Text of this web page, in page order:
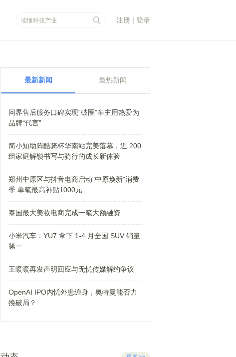
注册 | 登录
最新新闻 最热新闻
问界售后服务口碑实现“破圈”车主用热爱为
品牌“代言”
简小知助阵酷骑杯华南站完美落幕，近 200
组家庭解锁书写与骑行的成长新体验
郑州中原区与抖音电商启动"中原焕新"消费
季 单笔最高补贴1000元
泰国最大美妆电商完成一笔大额融资
小米汽车：YU7 拿下 1-4 月全国 SUV 销量
第一
王暖暖再发声明回应与无忧传媒解约争议
OpenAI IPO内忧外患缠身，奥特曼能否力
挽破局？